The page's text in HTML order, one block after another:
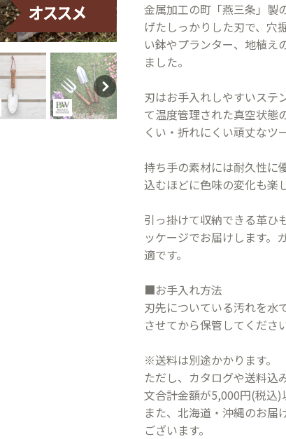
金属加工の町「燕三条」製
げたしっかりした刃で、穴
い鉢やプランター、地植え
ました。
刃はお手入れしやすいステ
て温度管理された真空状態
くい・折れにくい頑丈なツ
持ち手の素材には耐久性に
込むほどに色味の変化も楽
引っ掛けて収納できる革ひ
ッケージでお届けします。
適です。
■お手入れ方法
刃先についている汚れを水
させてから保管してくださ
※送料は別途かかります。
ただし、カタログや送料込
文合計金額が5,000円(税込)
また、北海道・沖縄のお届
ございます。